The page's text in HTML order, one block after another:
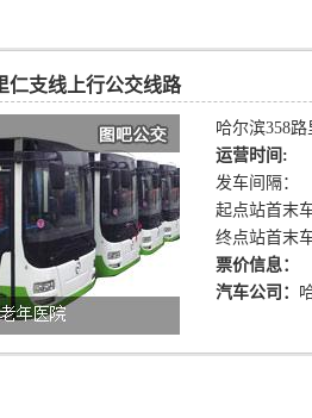
仁支线上行公交线路
哈尔滨358
运营时间:
发车间隔：
起点站首末
终点站首末
票价信息：
汽车公司：